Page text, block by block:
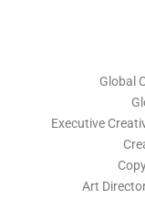
Global
Executive
Art